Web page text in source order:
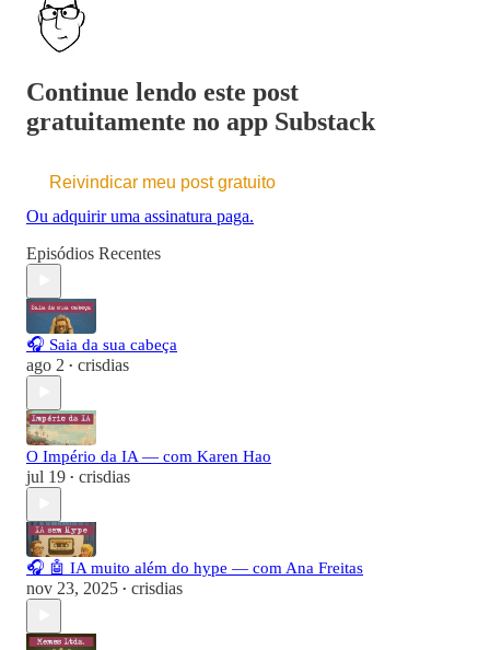
Continue lendo este post
gratuitamente no app Substack
Reivindicar meu post gratuito
Ou adquirir uma assinatura paga.
Episódios Recentes
🎧 Saia da sua cabeça
ago 2 • crisdias
O Império da IA — com Karen Hao
jul 19 • crisdias
🎧 🤖 IA muito além do hype — com Ana Freitas
nov 23, 2025 • crisdias